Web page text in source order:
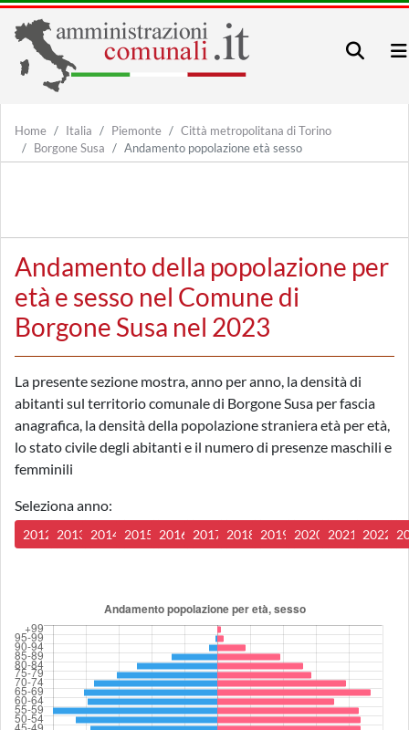
Home Italia Piemonte
Città metropolitana di Torino
Borgone Susa
Andamento popolazione età sesso
Andamento della popolazione per
età e sesso nel Comune di
Borgone Susa nel 2023
La presente sezione mostra, anno per anno, la densità di
abitanti sul territorio comunale di Borgone Susa per fascia
anagrafica, la densità della popolazione straniera età per età,
lo stato civile degli abitanti e il numero di presenze maschili e
femminili
Seleziona anno:
2012 2013 2014 2015 2016 2017 2018 2019 2020 2021 2022